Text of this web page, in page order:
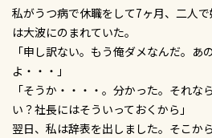
私がうつ病で休職をして7ヶ月、二人
は大波にのまれていた。
「申し訳ない。もう俺ダメなんだ。あ
よ・・・」
「そうか・・・・。分かった。それな
い？社長にはそういっておくから」
翌日、私は辞表を出しました。そこか